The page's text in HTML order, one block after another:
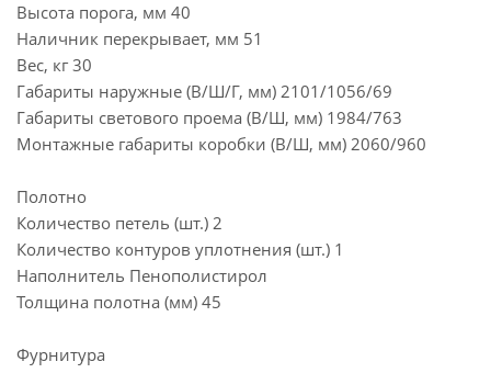
Высота порога, мм 40
Наличник перекрывает, мм 51
Вес, кг 30
Габариты наружные (В/Ш/Г, мм) 2101/1056/69
Габариты светового проема (В/Ш, мм) 1984/763
Монтажные габариты коробки (В/Ш, мм) 2060/960
Полотно
Количество петель (шт.) 2
Количество контуров уплотнения (шт.) 1
Наполнитель Пенополистирол
Толщина полотна (мм) 45
Фурнитура